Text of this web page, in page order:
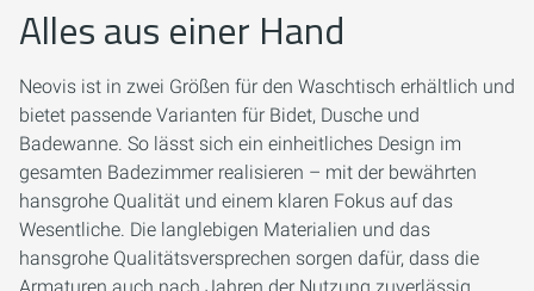
Alles aus einer Hand
Neovis ist in zwei Größen für den Waschtisch erhältlich und
bietet passende Varianten für Bidet, Dusche und
Badewanne. So lässt sich ein einheitliches Design im
gesamten Badezimmer realisieren – mit der bewährten
hansgrohe Qualität und einem klaren Fokus auf das
Wesentliche. Die langlebigen Materialien und das
hansgrohe Qualitätsversprechen sorgen dafür, dass die